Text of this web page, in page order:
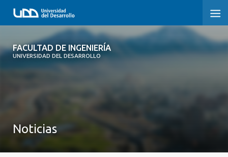
FACULTAD DE INGENIERÍA
UNIVERSIDAD DEL DESARROLLO
FACULTAD DE INGENIERÍA
Noticias